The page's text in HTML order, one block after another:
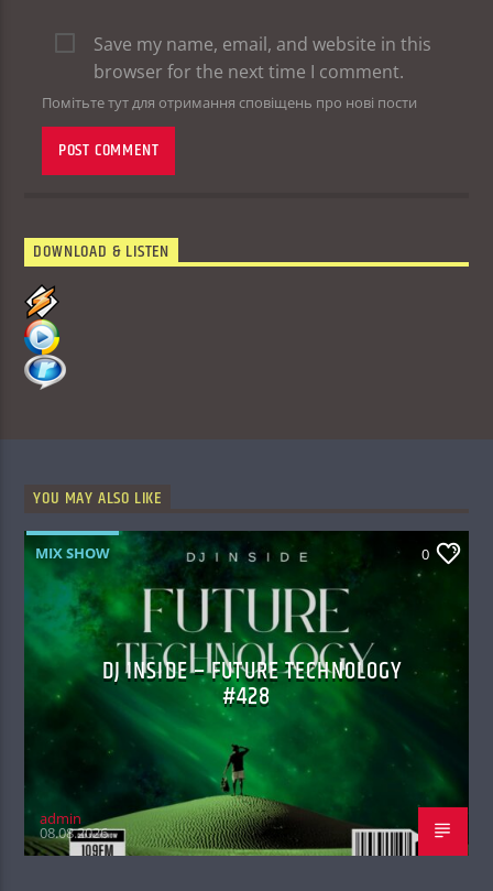
Save my name, email, and website in this
browser for the next time I comment.
Помітьте тут для отримання сповіщень про нові пости
DOWNLOAD & LISTEN
YOU MAY ALSO LIKE
MIX SHOW 0
DJ INSIDE – FUTURE TECHNOLOGY
#428
admin
08.08.2026